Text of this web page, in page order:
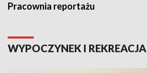
Pracownia reportażu
WYPOCZYNEK I REKREACJA